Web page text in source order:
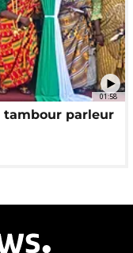
01:58
tambour parleur